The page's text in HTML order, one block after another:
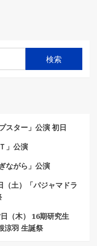
検索
スター」公演 初日
」公演
ながら」公演
（土）「パジャマドラ
（木） 16期研究生
涼羽 生誕祭